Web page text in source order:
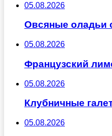
05.08.2026
Овсяные оладьи
05.08.2026
Французский
05.08.2026
Клубничные
05.08.2026